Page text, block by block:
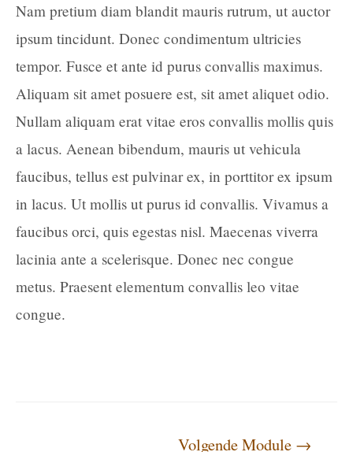
Nam pretium diam blandit mauris rutrum, ut auctor
ipsum tincidunt. Donec condimentum ultricies
tempor. Fusce et ante id purus convallis maximus.
Aliquam sit amet posuere est, sit amet aliquet odio.
Nullam aliquam erat vitae eros convallis mollis quis
a lacus. Aenean bibendum, mauris ut vehicula
faucibus, tellus est pulvinar ex, in porttitor ex ipsum
in lacus. Ut mollis ut purus id convallis. Vivamus a
faucibus orci, quis egestas nisl. Maecenas viverra
lacinia ante a scelerisque. Donec nec congue
metus. Praesent elementum convallis leo vitae
congue.
Volgende Module →